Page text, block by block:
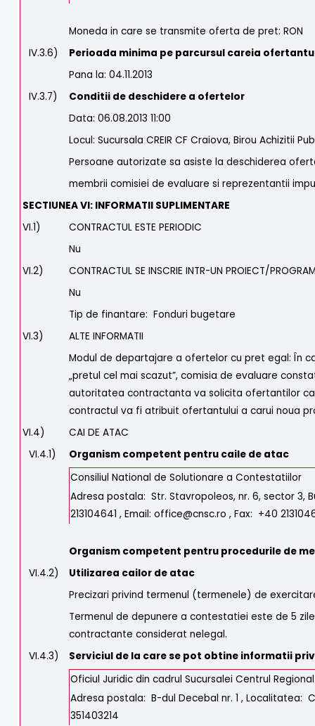
Moneda in care se transmite oferta de pret: RON
IV.3.6)
Perioada minima pe parcursul careia
Pana la: 04.11.2013
IV.3.7)
Conditii de deschidere a ofertelor
Data: 06.08.2013 11:00
Locul: Sucursala CREIR CF Craiova, Birou Achizitii
Persoane autorizate sa asiste la deschiderea
membrii comisiei de evaluare si reprezentantii
SECTIUNEA VI: INFORMATII SUPLIMENTARE
VI.1)
CONTRACTUL ESTE PERIODIC
Nu
VI.2)
CONTRACTUL SE INSCRIE INTR-UN PROIECT/
Nu
Tip de finantare: Fonduri bugetare
VI.3)
ALTE INFORMATII
Modul de departajare a ofertelor cu pret egal: În
„pretul cel mai scazut”, comisia de evaluare
autoritatea contractanta va solicita ofertantilor
contractul va fi atribuit ofertantului a carui noua
VI.4)
CAI DE ATAC
VI.4.1)
Organism competent pentru caile de atac
Consiliul National de Solutionare a Contestatiilor
Adresa postala: Str. Stavropoleos, nr. 6, sector 3,
213104641 , Email: office@cnsc.ro , Fax: +40
Organism competent pentru procedurile de
VI.4.2)
Utilizarea cailor de atac
Precizari privind termenul (termenele) de
Termenul de depunere a contestatiei este de 5
contractante considerat nelegal.
VI.4.3)
Serviciul de la care se pot obtine informatii
Oficiul Juridic din cadrul Sucursalei Centrul Regional
Adresa postala: B-dul Decebal nr. 1 , Localitatea:
351403214